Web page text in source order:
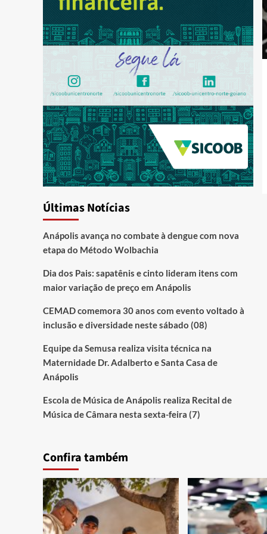
Últimas Notícias
Anápolis avança no combate à dengue com nova
etapa do Método Wolbachia
Dia dos Pais: sapatênis e cinto lideram itens com
maior variação de preço em Anápolis
CEMAD comemora 30 anos com evento voltado à
inclusão e diversidade neste sábado (08)
Equipe da Semusa realiza visita técnica na
Maternidade Dr. Adalberto e Santa Casa de
Anápolis
Escola de Música de Anápolis realiza Recital de
Música de Câmara nesta sexta-feira (7)
Confira também